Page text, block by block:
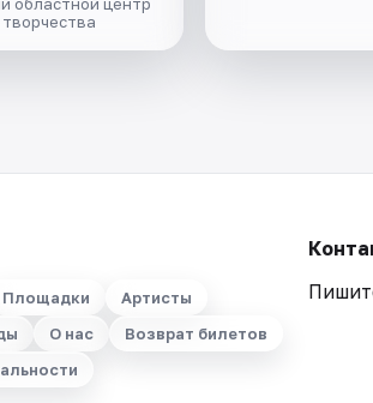
областной центр
Площадки
Артисты
О нас
Возврат билетов